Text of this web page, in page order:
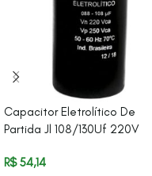
Capacitor Eletrolítico De
Partida Jl 108/130Uf 220V
R$54,14